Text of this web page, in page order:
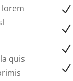
lorem
quis
N
N
N
N